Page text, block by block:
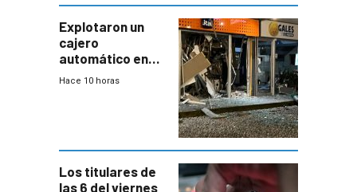
con mayor
miedo”
Explotaron un
cajero
automático en
Parque Miramar;
Hace 10 horas
Los titulares de
las 6 del viernes